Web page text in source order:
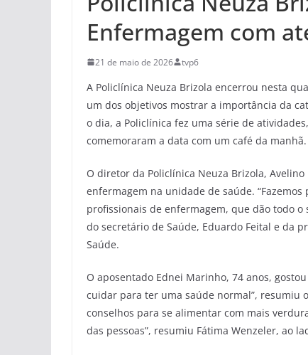
Enfermagem com
21 de maio de 2026 tvp6
A Policlínica Neuza Brizola encerrou nesta
um dos objetivos mostrar a importância da
o dia, a Policlínica fez uma série de
comemoraram a data com um café da manhã.
O diretor da Policlínica Neuza Brizola,
enfermagem na unidade de saúde.
profissionais de enfermagem, que dão todo
do secretário de Saúde, Eduardo Feital e da
Saúde.
O aposentado Ednei Marinho, 74 anos,
cuidar para ter uma saúde normal”, resumiu
conselhos para se alimentar com mais
das pessoas”, resumiu Fátima Wenzeler, ao